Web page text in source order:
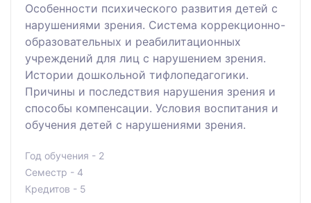
Особенности психического развития детей с
нарушениями зрения. Система коррекционно-
образовательных и реабилитационных
учреждений для лиц с нарушением зрения.
Истории дошкольной тифлопедагогики.
Причины и последствия нарушения зрения и
способы компенсации. Условия воспитания и
обучения детей с нарушениями зрения.
Год обучения - 2
Семестр - 4
Кредитов - 5